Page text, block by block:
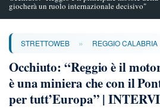
giocherà un ruolo internazionale decisivo"
STRETTOWEB » REGGIO CALABRIA
Occhiuto: “Reggio è il
è una miniera che con il
per tutt’Europa” |